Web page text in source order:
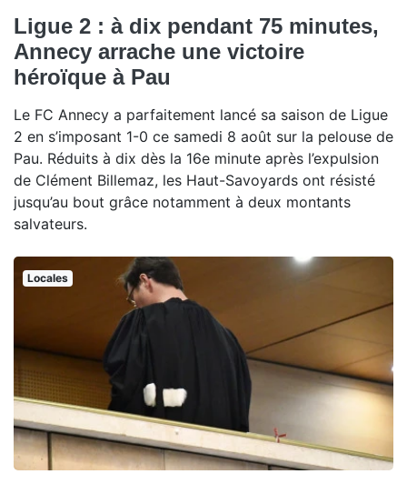
Ligue 2 : à dix pendant 75 minutes,
Annecy arrache une victoire
héroïque à Pau
Le FC Annecy a parfaitement lancé sa saison de Ligue
2 en s’imposant 1-0 ce samedi 8 août sur la pelouse de
Pau. Réduits à dix dès la 16e minute après l’expulsion
de Clément Billemaz, les Haut-Savoyards ont résisté
jusqu’au bout grâce notamment à deux montants
salvateurs.
Locales